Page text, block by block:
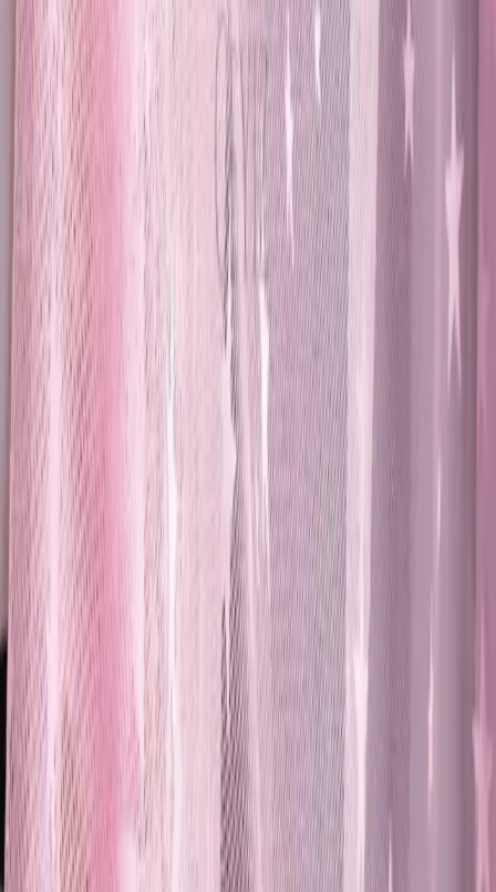
Blog
Post Alley Otomatik Diş Macunu Sıkacağı ve
Sterilizatör: Pratik ve Hijyenik Diş Bakım Çözümü
Diş hijyeninde yenilikçi çözüm: Otomatik diş macunu sıkıcı ve
sterilizatör özellikleriyle, kullanışlı ve dayanıklı tasarımıyla günlük
diş bakımını kolaylaştıran ürün hakkında detaylar.
Daha fazla bilgi edinin
Blog
LALEZEN HOME 3'lü Amber Cam Şişe Seti ile
Modern ve Şık Banyo Dekorasyonu
LALEZEN HOME'un 3'lü amber cam şişe seti, şık tasarımı ve
dayanıklı malzemesiyle banyo dekorunuza estetik katarken pratik
kullanım sağlar.